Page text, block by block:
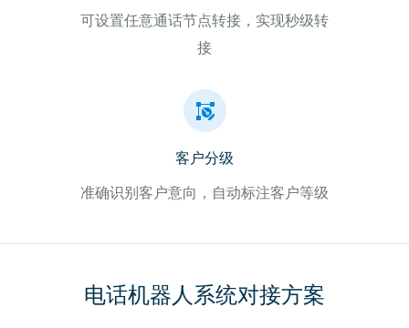
可设置任意通话节点转接，实现秒级转
接
客户分级
准确识别客户意向，自动标注客户等级
电话机器人系统对接方案